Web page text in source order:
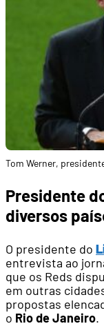
Tom Werner,
Presidente
diversos
O presidente do
entrevista ao
que os Reds
em outras
propostas
o Rio de Janeiro.